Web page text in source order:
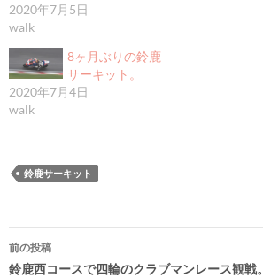
2020年7月5日
walk
8ヶ月ぶりの鈴鹿
サーキット。
2020年7月4日
walk
鈴鹿サーキット
投
稿
前の投稿
鈴鹿西コースで四輪のクラブマンレース観戦。